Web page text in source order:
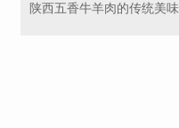
陕西五香牛羊肉的传统美味